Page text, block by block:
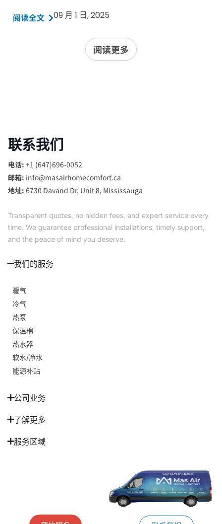
阅读全文 09 月 1 日, 2025
阅读更多
联系我们
电话: +1 (647)696-0052
邮箱: info@masairhomecomfort.ca
地址: 6730 Davand Dr, Unit 8, Mississauga
Transparent quotes, no hidden fees, and expert service every
time. We guarantee professional installations, timely support,
and the peace of mind you deserve.
我们的服务
暖气
冷气
热泵
保温棉
热水器
软水/净水
能源补贴
公司业务
了解更多
服务区域